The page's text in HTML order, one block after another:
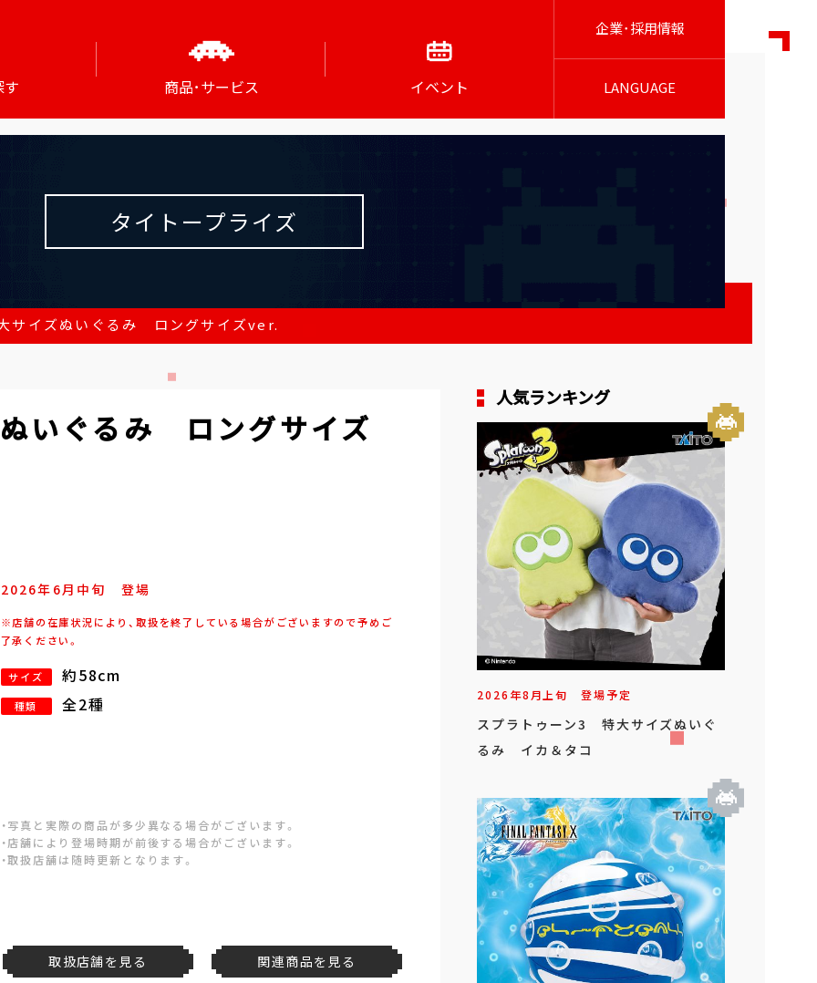
す 商品･サービス イベント
企業･採用情報
LANGUAGE
タイトープライズ
サイズぬいぐるみ ロングサイズver.
いぐるみ ロングサイズ
2026年 6月 中旬 登場
※店舗の在庫状況により、取扱を終了している場合がございますので予めご
了承ください。
サイズ 約58cm
種類 全2種
・写真と実際の商品が多少異なる場合がございます。
・店舗により登場時期が前後する場合がございます。
・取扱店舗は随時更新となります。
取扱店舗を見る 関連商品を見る
人気ランキング
2026年8月上旬 登場予定
スプラトゥーン3 特大サイズぬいぐ
るみ イカ＆タコ